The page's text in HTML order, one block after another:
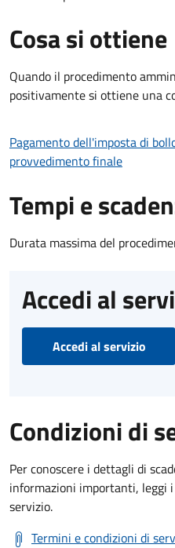
Cosa si ottiene
Quando il procedimento
positivamente si ottiene una
Pagamento dell'imposta di
provvedimento finale
Tempi e
Durata massima del
Accedi al
Accedi al servizio
Condizioni di
Per conoscere i dettagli di
informazioni importanti, leggi
servizio.
Termini e condizioni di